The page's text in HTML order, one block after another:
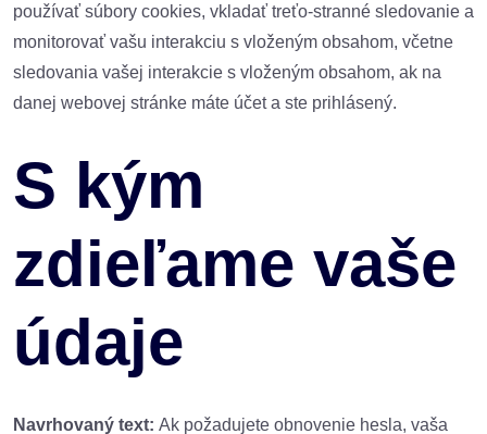
používať súbory cookies, vkladať treťo-stranné sledovanie a
monitorovať vašu interakciu s vloženým obsahom, včetne
sledovania vašej interakcie s vloženým obsahom, ak na
danej webovej stránke máte účet a ste prihlásený.
S kým
zdieľame vaše
údaje
Navrhovaný text: Ak požadujete obnovenie hesla, vaša